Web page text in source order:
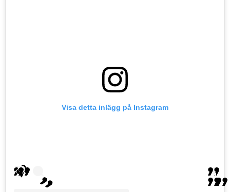
Visa detta inlägg på Instagram